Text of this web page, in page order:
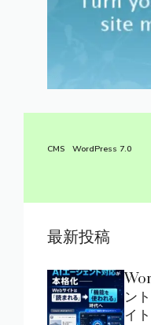
CMS WordPress 7.0
最新投稿
ン
イ